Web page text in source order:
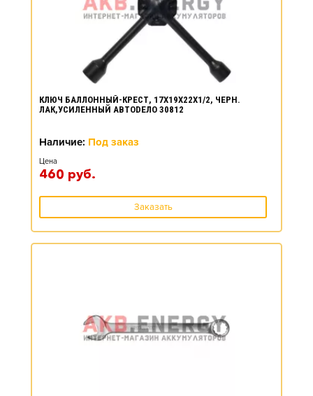
КЛЮЧ БАЛЛОННЫЙ-КРЕСТ, 17X19X22X1/2, ЧЕРН.
ЛАК,УСИЛЕННЫЙ АВТОDЕЛО 30812
Наличие: Под заказ
Цена
460 руб.
Заказать